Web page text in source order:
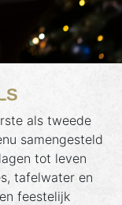
als tweede
samengesteld
tot leven
tafelwater en
feestelijk